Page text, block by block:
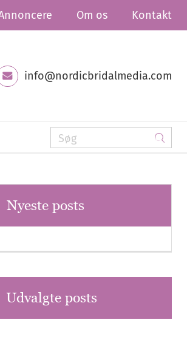
Om os Kontakt
info@nordicbridalmedia.com
Nyeste posts
Udvalgte posts